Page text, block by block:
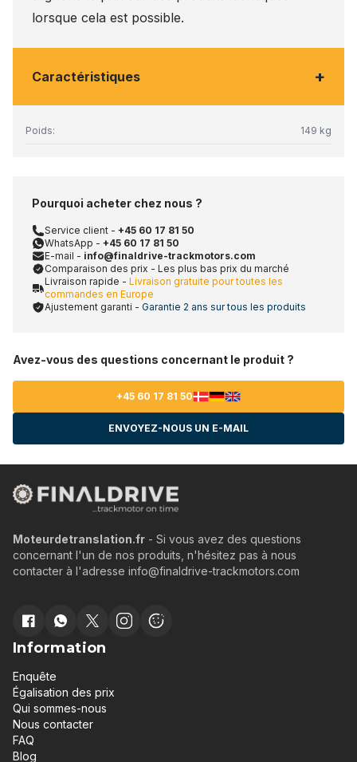
lorsque cela est possible.
Caractéristiques +
Poids: 149 kg
Pourquoi acheter chez nous ?
Service client - +45 60 17 81 50
WhatsApp - +45 60 17 81 50
E-mail - info@finaldrive-trackmotors.com
Comparaison des prix - Les plus bas prix du marché
Livraison rapide - Livraison gratuite pour toutes les
commandes en Europe
Ajustement garanti - Garantie 2 ans sur tous les produits
Avez-vous des questions concernant le produit ?
+45 60 17 81 50
ENVOYEZ-NOUS UN E-MAIL
Moteurdetranslation.fr - Si vous avez des questions
concernant l'un de nos produits, n'hésitez pas à nous
contacter à l'adresse info@finaldrive-trackmotors.com
Information
Enquête
Égalisation des prix
Qui sommes-nous
Nous contacter
FAQ
Blog